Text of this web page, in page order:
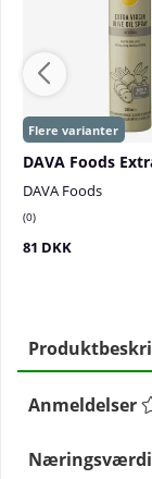
DAVA Foods
0
81 DKK
Anmeldelser
Næringsværdi